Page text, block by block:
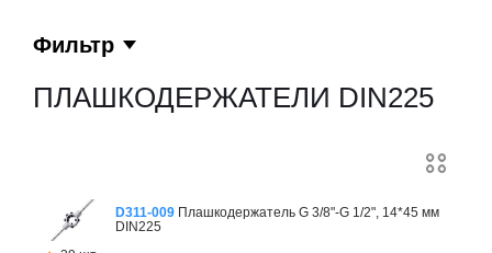
Фильтр
ПЛАШКОДЕРЖАТЕЛИ DIN225
D311-009 Плашкодержатель G 3/8"-G 1/2", 14*45 мм
DIN225